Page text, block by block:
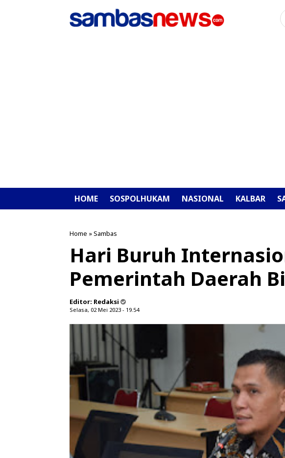
HOME SOSPOLHUKAM NASIONAL KALBAR
Home »Sambas
Hari Buruh
Pemerintah Daerah
Editor: Redaksi
Selasa, 02 Mei 2023 - 19.54